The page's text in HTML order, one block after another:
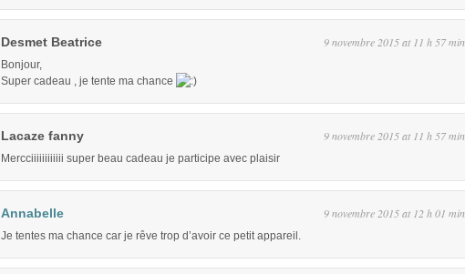
Desmet Beatrice 9 novembre 2015 at 11 h 57 min
Bonjour,
Super cadeau , je tente ma chance
Lacaze fanny 9 novembre 2015 at 11 h 57 min
Mercciiiiiiiiiiii super beau cadeau je participe avec plaisir
Annabelle 9 novembre 2015 at 12 h 01 min
Je tentes ma chance car je rêve trop d’avoir ce petit appareil.